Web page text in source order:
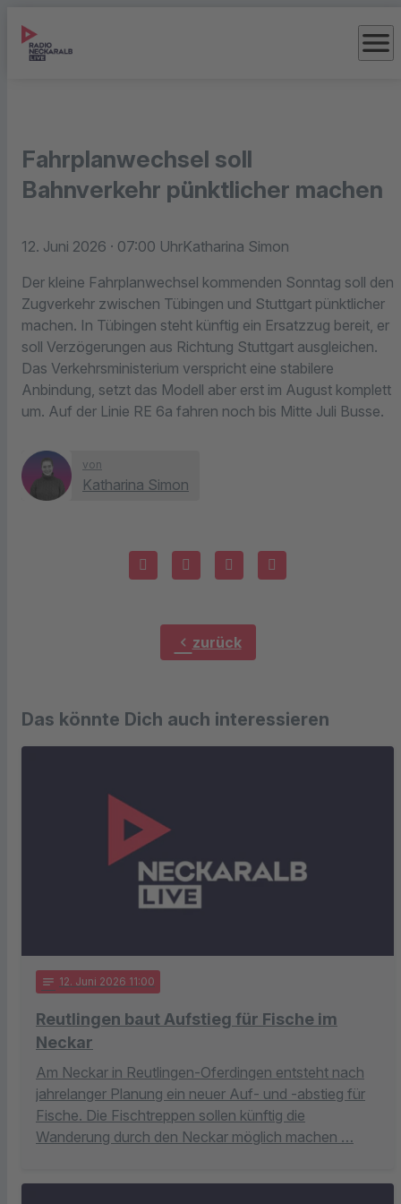
menu
Fahrplanwechsel soll
Bahnverkehr pünktlicher machen
12. Juni 2026 · 07:00 UhrKatharina Simon
Der kleine Fahrplanwechsel kommenden Sonntag soll den
Zugverkehr zwischen Tübingen und Stuttgart pünktlicher
machen. In Tübingen steht künftig ein Ersatzzug bereit, er
soll Verzögerungen aus Richtung Stuttgart ausgleichen.
Das Verkehrsministerium verspricht eine stabilere
Anbindung, setzt das Modell aber erst im August komplett
um. Auf der Linie RE 6a fahren noch bis Mitte Juli Busse.
von
Katharina Simon
chevron_left zurück
Das könnte Dich auch interessieren
notes 12. Juni 2026 11:00
Reutlingen baut Aufstieg für Fische im
Neckar
Am Neckar in Reutlingen-Oferdingen entsteht nach
jahrelanger Planung ein neuer Auf- und -abstieg für
Fische. Die Fischtreppen sollen künftig die
Wanderung durch den Neckar möglich machen …